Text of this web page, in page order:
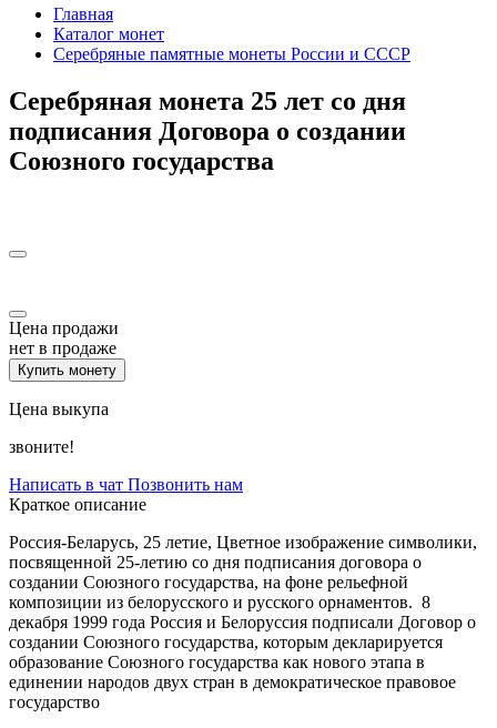
Главная
Каталог монет
Серебряные памятные монеты России и СССР
Серебряная монета 25 лет со дня
подписания Договора о создании
Союзного государства
Цена продажи
нет в продаже
Купить монету
Цена выкупа
звоните!
Написать в чат Позвонить нам
Краткое описание
Россия-Беларусь, 25 летие, Цветное изображение символики,
посвященной 25-летию со дня подписания договора о
создании Союзного государства, на фоне рельефной
композиции из белорусского и русского орнаментов. 8
декабря 1999 года Россия и Белоруссия подписали Договор о
создании Союзного государства, которым декларируется
образование Союзного государства как нового этапа в
единении народов двух стран в демократическое правовое
государство